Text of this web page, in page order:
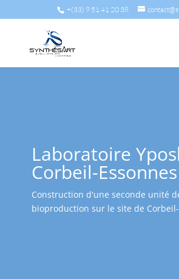
+(33) 9 51 41 20 38
Laboratoire
Corbeil-Essonnes
Construction d'une seconde unité
bioproduction sur le site de Corbeil-